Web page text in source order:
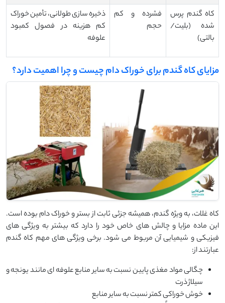
کاه گندم پرس
شده (بلیت/
بالتی)
فشرده و کم
حجم
ذخیره سازی طولانی، تأمین خوراک
کم هزینه در فصول کمبود
علوفه
مزایای کاه گندم برای خوراک دام چیست و چرا اهمیت دارد؟
کاه غلات، به ویژه گندم، همیشه جزئی ثابت از بستر و خوراک دام بوده است.
این ماده مزایا و چالش های خاص خود را دارد که بیشتر به ویژگی های
فیزیکی و شیمیایی آن مربوط می شود. برخی ویژگی های مهم کاه گندم
عبارتند از:
چگالی مواد مغذی پایین نسبت به سایر منابع علوفه ای مانند یونجه و
سیلاژ ذرت
خوش خوراکی کمتر نسبت به سایر منابع